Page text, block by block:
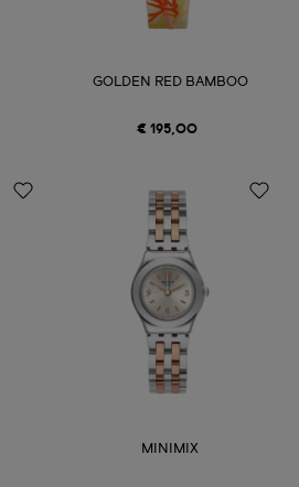
GOLDEN RED BAMBOO
€ 195,00
MINIMIX